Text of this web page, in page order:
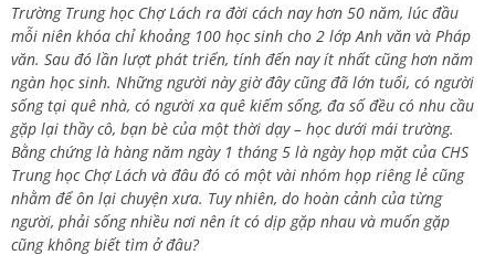
Trường Trung học Chợ Lách ra đời cách nay hơn 50 năm, lúc đầu
mỗi niên khóa chỉ khoảng 100 học sinh cho 2 lớp Anh văn và Pháp
văn. Sau đó lần lượt phát triển, tính đến nay ít nhất cũng hơn năm
ngàn học sinh. Những người này giờ đây cũng đã lớn tuổi, có người
sống tại quê nhà, có người xa quê kiếm sống, đa số đều có nhu cầu
gặp lại thầy cô, bạn bè của một thời dạy – học dưới mái trường.
Bằng chứng là hàng năm ngày 1 tháng 5 là ngày họp mặt của CHS
Trung học Chợ Lách và đâu đó có một vài nhóm họp riêng lẻ cũng
nhằm để ôn lại chuyện xưa. Tuy nhiên, do hoàn cảnh của từng
người, phải sống nhiều nơi nên ít có dịp gặp nhau và muốn gặp
cũng không biết tìm ở đâu?